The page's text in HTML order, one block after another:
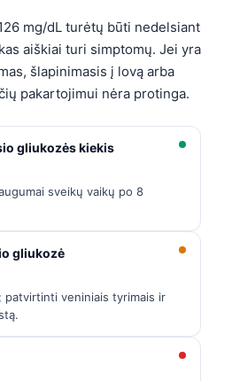
mg/dL turėtų būti nedelsiant
aiškiai turi simptomų. Jei yra
šlapinimasis į lovą arba
pakartojimui nėra protinga.
gliukozės kiekis
sveikų vaikų po 8
gliukozė
patvirtinti veniniais tyrimais ir